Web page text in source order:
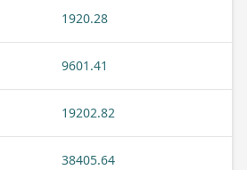
1920.28
9601.41
19202.82
38405.64